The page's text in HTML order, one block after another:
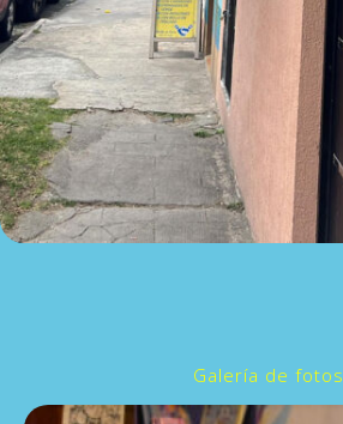
Galería de fotos